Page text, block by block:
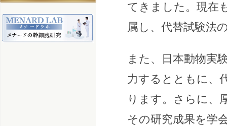
てきました。現在
属し、代替試験法
また、日本動物実
力するとともに、
ります。さらに、
その研究成果を学